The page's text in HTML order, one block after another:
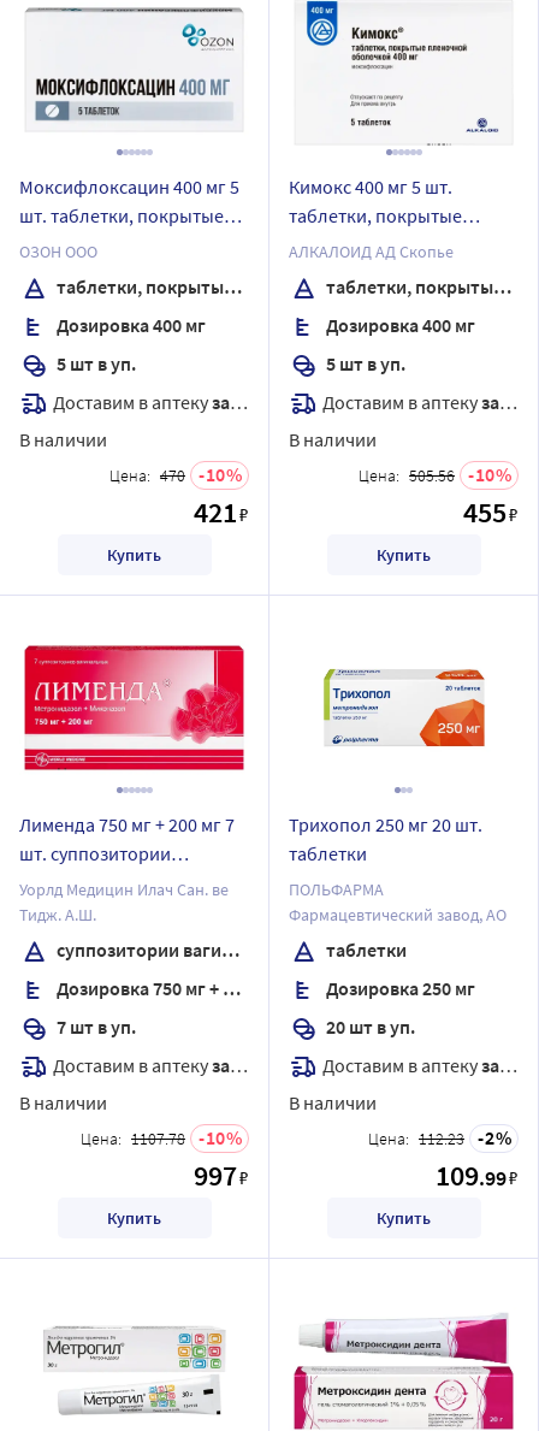
Моксифлоксацин 400 мг 5
шт. таблетки, покрытые
пленочной оболочкой
ОЗОН ООО
таблетки, покрытые пленочной оболочкой
Дозировка 400 мг
5 шт в уп.
Доставим в аптекузавтра
В наличии
Цена: 470 10
421₽
Купить
Кимокс 400 мг 5 шт.
таблетки, покрытые
пленочной оболочкой
АЛКАЛОИД АД Скопье
таблетки, покрытые пленочной оболочкой
Дозировка 400 мг
5 шт в уп.
Доставим в аптекузавтра
В наличии
Цена: 505.56 10
455₽
Купить
Лименда 750 мг + 200 мг 7
шт. суппозитории
вагинальные
Уорлд Медицин Илач Сан. ве
Тидж. А.Ш.
суппозитории вагинальные
Дозировка 750 мг + 200 мг
7 шт в уп.
Доставим в аптекузавтра
В наличии
Цена: 1107.78 10
997₽
Купить
Трихопол 250 мг 20 шт.
таблетки
ПОЛЬФАРМА
Фармацевтический завод, АО
таблетки
Дозировка 250 мг
20 шт в уп.
Доставим в аптекузавтра
В наличии
Цена: 112.23 2
109.99₽
Купить